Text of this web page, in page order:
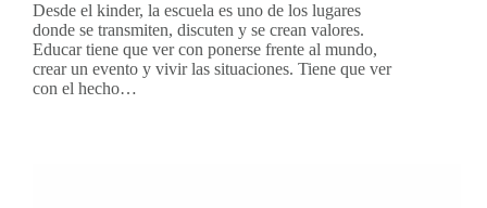
Desde el kinder, la escuela es uno de los lugares
donde se transmiten, discuten y se crean valores.
Educar tiene que ver con ponerse frente al mundo,
crear un evento y vivir las situaciones. Tiene que ver
con el hecho…